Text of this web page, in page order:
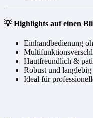
💡 Highlights auf einen
Einhandbedienung
Hautfreundlich &
Robust und langlebig
Ideal für